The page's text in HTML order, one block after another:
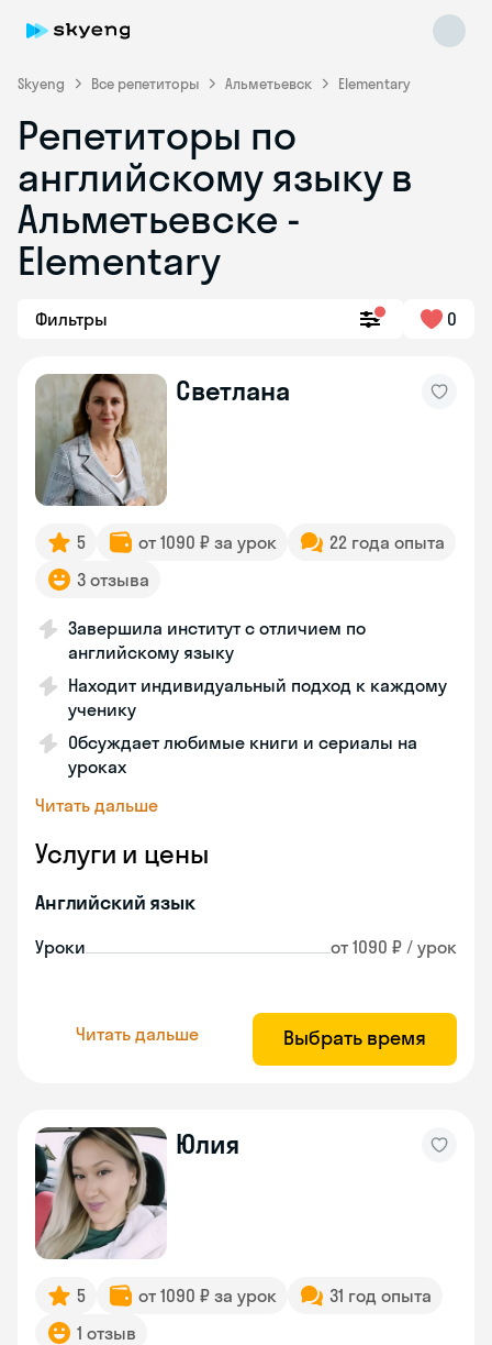
Skyeng Все репетиторы Альметьевск Elementary
Репетиторы по
английскому языку в
Альметьевске -
Elementary
Фильтры 0
Светлана
5 от 1090 ₽ за урок
22 года опыта
3 отзыва
Завершила институт с отличием по
английскому языку
Находит индивидуальный подход к каждому
ученику
Обсуждает любимые книги и сериалы на
уроках
Читать дальше
Услуги и цены
Английский язык
Уроки от 1090 ₽ / урок
Читать дальше Выбрать время
Юлия
5 от 1090 ₽ за урок
31 год опыта
1 отзыв